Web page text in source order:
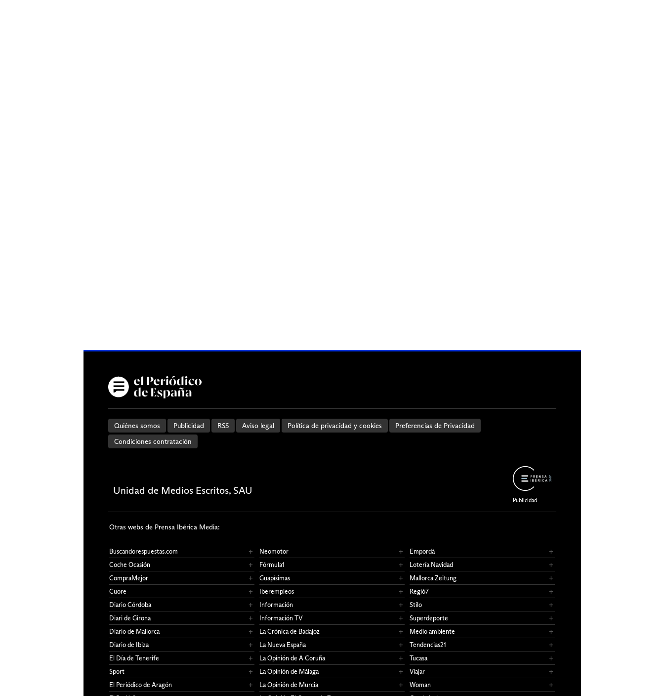
Quiénes somos Publicidad RSS Aviso legal Política de privacidad y cookies
Preferencias de Privacidad
Condiciones contratación
Otras webs de Prensa Ibérica Media:
Buscandorespuestas.com
Coche Ocasión
CompraMejor
Cuore
Diario Córdoba
Diari de Girona
Diario de Mallorca
Diario de Ibiza
El Día de Tenerife
Sport
El Periódico de Aragón
Neomotor
Fórmula1
Guapísimas
Iberempleos
Información
Información TV
La Crónica de Badajoz
La Nueva España
La Opinión de A Coruña
La Opinión de Málaga
La Opinión de Murcia
Empordà
Lotería Navidad
Mallorca Zeitung
Regió7
Stilo
Superdeporte
Medio ambiente
Tendencias21
Tucasa
Viajar
Woman